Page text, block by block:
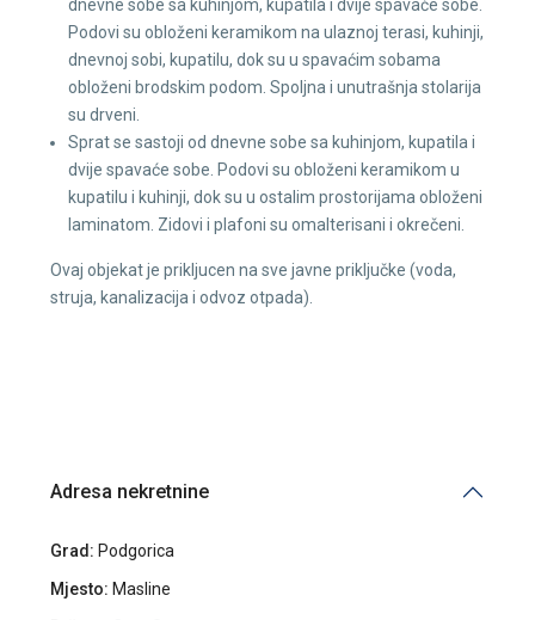
dnevne sobe sa kuhinjom, kupatila i dvije spavaće sobe.
Podovi su obloženi keramikom na ulaznoj terasi, kuhinji,
dnevnoj sobi, kupatilu, dok su u spavaćim sobama
obloženi brodskim podom. Spoljna i unutrašnja stolarija
su drveni.
Sprat se sastoji od dnevne sobe sa kuhinjom, kupatila i
dvije spavaće sobe. Podovi su obloženi keramikom u
kupatilu i kuhinji, dok su u ostalim prostorijama obloženi
laminatom. Zidovi i plafoni su omalterisani i okrečeni.
Ovaj objekat je prikljucen na sve javne priključke (voda,
struja, kanalizacija i odvoz otpada).
Adresa nekretnine
Grad: Podgorica
Mjesto: Masline